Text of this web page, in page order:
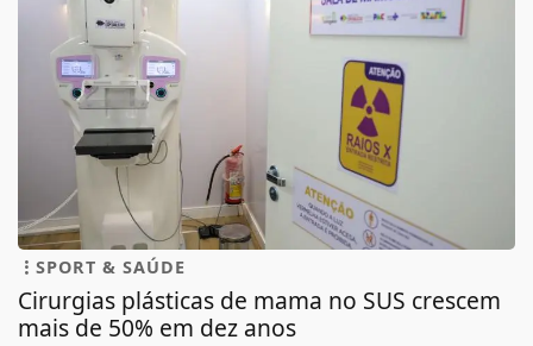
SPORT & SAÚDE
Cirurgias plásticas de mama no SUS crescem
mais de 50% em dez anos